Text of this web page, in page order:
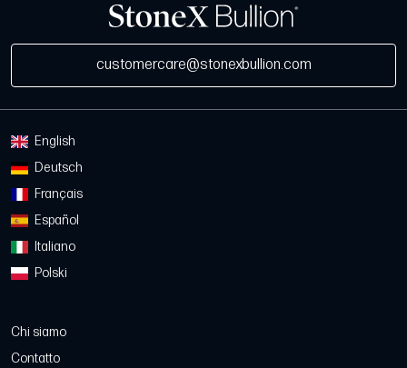
customercare@stonexbullion.com
English
Deutsch
Français
Español
Italiano
Polski
Chi siamo
Contatto